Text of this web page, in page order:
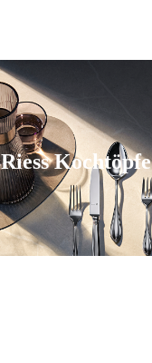
Riess Kochtöpfe